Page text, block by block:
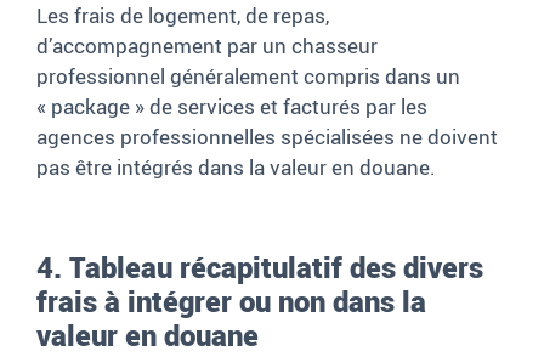
Les frais de logement, de repas,
d’accompagnement par un chasseur
professionnel généralement compris dans un
« package »de services et facturés par les
agences professionnelles spécialisées ne doivent
pas être intégrés dans la valeur en douane.
4. Tableau récapitulatif des divers
frais à intégrer ou non dans la
valeur en douane